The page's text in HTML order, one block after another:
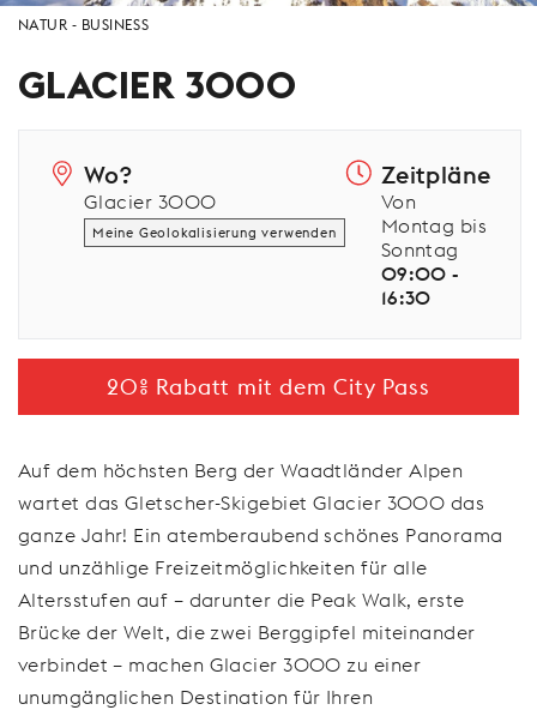
NATUR BUSINESS
GLACIER 3000
Wo?
Glacier 3000
Meine Geolokalisierung verwenden
Zeitpläne
Von
Montag bis
Sonntag
09:00 -
16:30
20% Rabatt mit dem City Pass
Auf dem höchsten Berg der Waadtländer Alpen
wartet das Gletscher-Skigebiet Glacier 3000 das
ganze Jahr! Ein atemberaubend schönes Panorama
und unzählige Freizeitmöglichkeiten für alle
Altersstufen auf – darunter die Peak Walk, erste
Brücke der Welt, die zwei Berggipfel miteinander
verbindet – machen Glacier 3000 zu einer
unumgänglichen Destination für Ihren